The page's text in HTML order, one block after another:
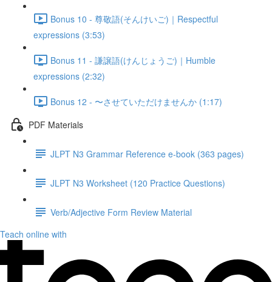
Bonus 10 - 尊敬語(そんけいご)｜Respectful
expressions (3:53)
Bonus 11 - 謙譲語(けんじょうご)｜Humble
expressions (2:32)
Bonus 12 - 〜させていただけませんか (1:17)
PDF Materials
JLPT N3 Grammar Reference e-book (363 pages)
JLPT N3 Worksheet (120 Practice Questions)
Verb/Adjective Form Review Material
Teach online with